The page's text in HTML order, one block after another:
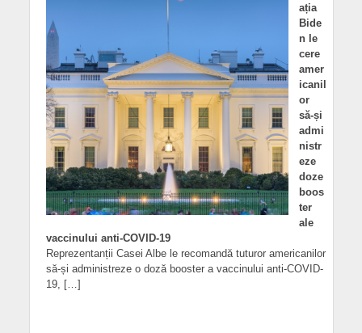
ația
Bide
n le
cere
amer
icanil
or
să-și
admi
nistr
eze
doze
boos
ter
ale
vaccinului anti-COVID-19
Reprezentanții Casei Albe le recomandă tuturor americanilor
să-și administreze o doză booster a vaccinului anti-COVID-
19, […]